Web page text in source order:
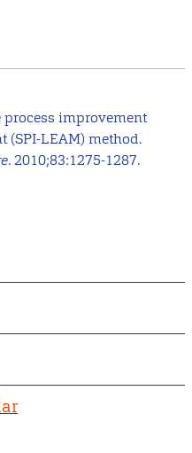
process improvement
(SPI-LEAM) method.
. 2010;83:1275-1287.